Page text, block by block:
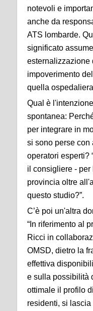
notevoli e
anche da
ATS lombarde.
significato
esternalizzazione
impoverimento
quella
Qual è
spontanea:
per integrare in
si sono perse con
operatori esperti?
il consigliere -
provincia oltre
questo studio?”.
C’è poi un'altra
“In riferimento al
Ricci in
OMSD, dietro la
effettiva
e sulla possibilità
ottimale il profilo
residenti, si